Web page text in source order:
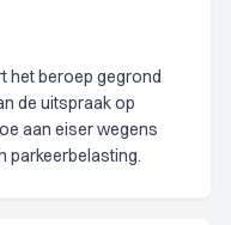
het beroep gegrond
de uitspraak op
aan eiser wegens
parkeerbelasting.